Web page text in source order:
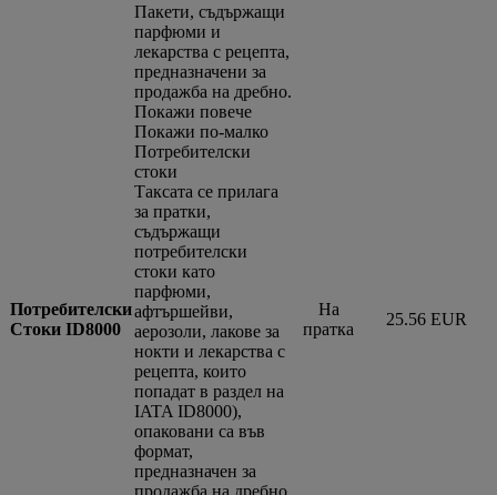
Потребителски
Стоки ID8000
Пакети, съдържащи
парфюми и
лекарства с рецепта,
предназначени за
продажба на дребно.
Покажи повече
Покажи по-малко
Потребителски
стоки
Таксата се прилага
за пратки,
съдържащи
потребителски
стоки като
парфюми,
афтършейви,
аерозоли, лакове за
нокти и лекарства с
рецепта, които
попадат в раздел на
IATA ID8000),
опаковани са във
формат,
предназначен за
продажба на дребно
На
пратка
25.56 EUR